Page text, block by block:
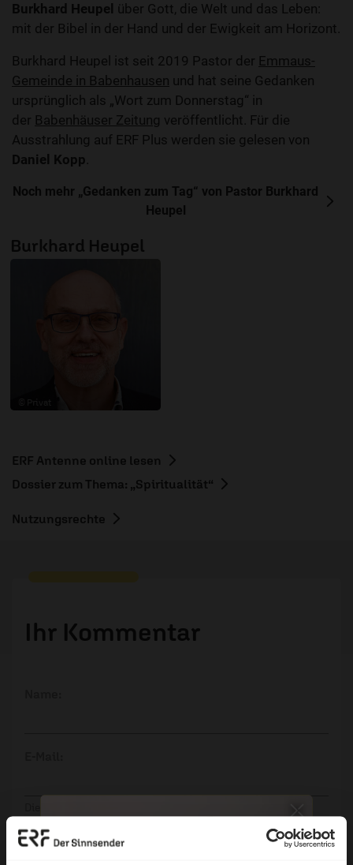
Burkhard Heupel über Gott, die Welt und das Leben:
mit der Bibel in der Hand und der Ewigkeit am Horizont.
Burkhard Heupel ist seit 2019 Pastor der Emmaus-
Gemeinde in Babenhausen und hat seine Gedanken
ursprünglich als „Wort zum Donnerstag“ in
der Babenhäuser Zeitung veröffentlicht. Für die
Ausstrahlung auf ERF Plus werden sie gelesen von
Daniel Kopp
Noch mehr „Gedanken zum Tag“ von Pastor Burkhard
Heupel
Burkhard Heupel
ERF Antenne online lesen
Dossier zum Thema: „Spiritualität“
Nutzungsrechte
Ihr Kommentar
Kommentar: